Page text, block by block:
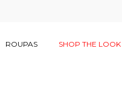
ROUPAS SHOP THE LOOK